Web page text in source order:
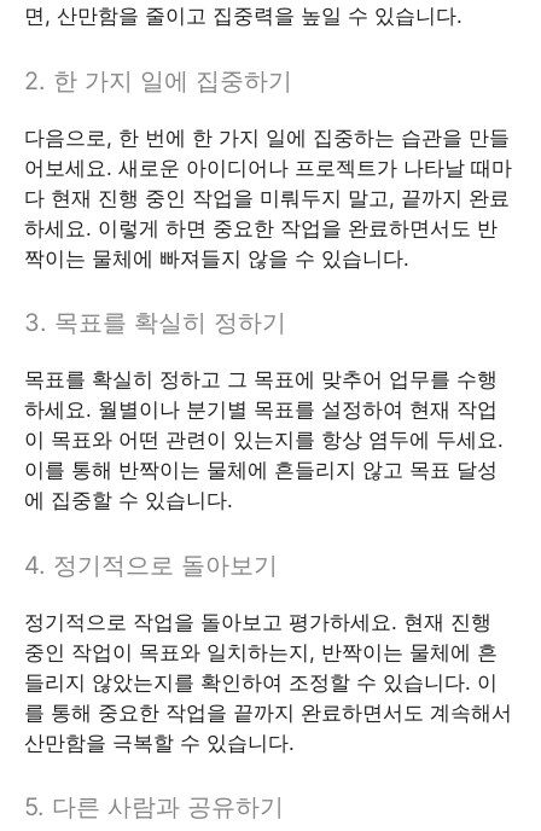
면, 산만함을 줄이고 집중력을 높일 수 있습니다.
2. 한 가지 일에 집중하기
다음으로, 한 번에 한 가지 일에 집중하는 습관을 만들
어보세요. 새로운 아이디어나 프로젝트가 나타날 때마
다 현재 진행 중인 작업을 미뤄두지 말고, 끝까지 완료
하세요. 이렇게 하면 중요한 작업을 완료하면서도 반
짝이는 물체에 빠져들지 않을 수 있습니다.
3. 목표를 확실히 정하기
목표를 확실히 정하고 그 목표에 맞추어 업무를 수행
하세요. 월별이나 분기별 목표를 설정하여 현재 작업
이 목표와 어떤 관련이 있는지를 항상 염두에 두세요.
이를 통해 반짝이는 물체에 흔들리지 않고 목표 달성
에 집중할 수 있습니다.
4. 정기적으로 돌아보기
정기적으로 작업을 돌아보고 평가하세요. 현재 진행
중인 작업이 목표와 일치하는지, 반짝이는 물체에 흔
들리지 않았는지를 확인하여 조정할 수 있습니다. 이
를 통해 중요한 작업을 끝까지 완료하면서도 계속해서
산만함을 극복할 수 있습니다.
5. 다른 사람과 공유하기